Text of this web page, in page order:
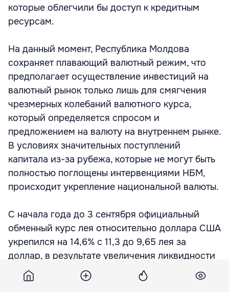
которые облегчили бы доступ к кредитным
ресурсам.
На данный момент, Республика Молдова
сохраняет плавающий валютный режим, что
предполагает осуществление инвестиций на
валютный рынок только лишь для смягчения
чрезмерных колебаний валютного курса,
который определяется спросом и
предложением на валюту на внутреннем рынке.
В условиях значительных поступлений
капитала из-за рубежа, которые не могут быть
полностью поглощены интервенциями НБМ,
происходит укрепление национальной валюты.
С начала года до 3 сентября официальный
обменный курс лея относительно доллара США
укрепился на 14,6% с 11,3 до 9,65 лея за
доллар, в результате увеличения ликвидности
на внутреннем валютном рынке на фоне
сохранения притоков валюты в страну.